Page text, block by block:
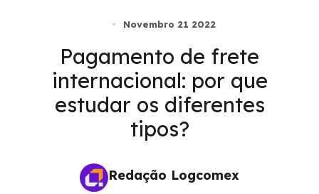
Novembro 21 2022
Pagamento de frete
internacional: por que
estudar os diferentes
tipos?
Redação Logcomex